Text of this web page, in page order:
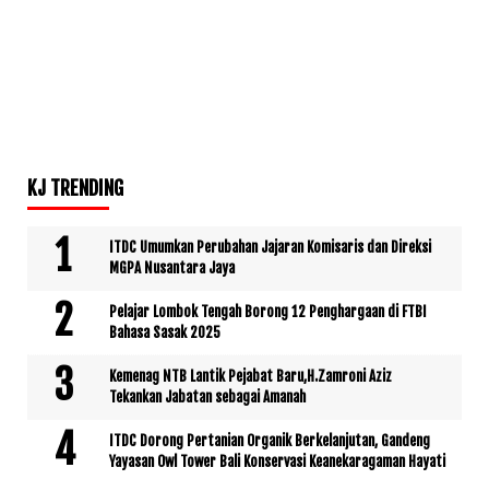
KJ TRENDING
ITDC Umumkan Perubahan Jajaran Komisaris dan Direksi
MGPA Nusantara Jaya
Pelajar Lombok Tengah Borong 12 Penghargaan di FTBI
Bahasa Sasak 2025
Kemenag NTB Lantik Pejabat Baru,H.Zamroni Aziz
Tekankan Jabatan sebagai Amanah
ITDC Dorong Pertanian Organik Berkelanjutan, Gandeng
Yayasan Owl Tower Bali Konservasi Keanekaragaman Hayati